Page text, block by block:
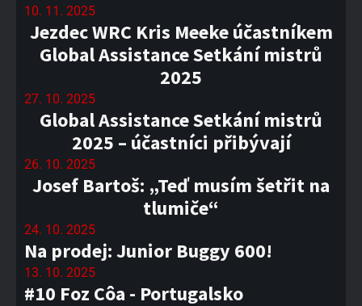
10. 11. 2025
Jezdec WRC Kris Meeke účastníkem
Global Assistance Setkání mistrů
2025
27. 10. 2025
Global Assistance Setkání mistrů
2025 – účastníci přibývají
26. 10. 2025
Josef Bartoš: „Teď musím šetřit na
tlumiče“
24. 10. 2025
Na prodej: Junior Buggy 600!
13. 10. 2025
#10 Foz Côa - Portugalsko